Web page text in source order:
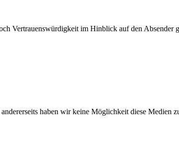
Vertrauenswürdigkeit im Hinblick auf den Absender
haben wir keine Möglichkeit diese Medien